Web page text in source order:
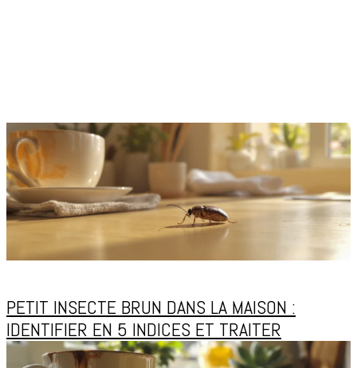
PETIT INSECTE BRUN DANS LA MAISON :
IDENTIFIER EN 5 INDICES ET TRAITER